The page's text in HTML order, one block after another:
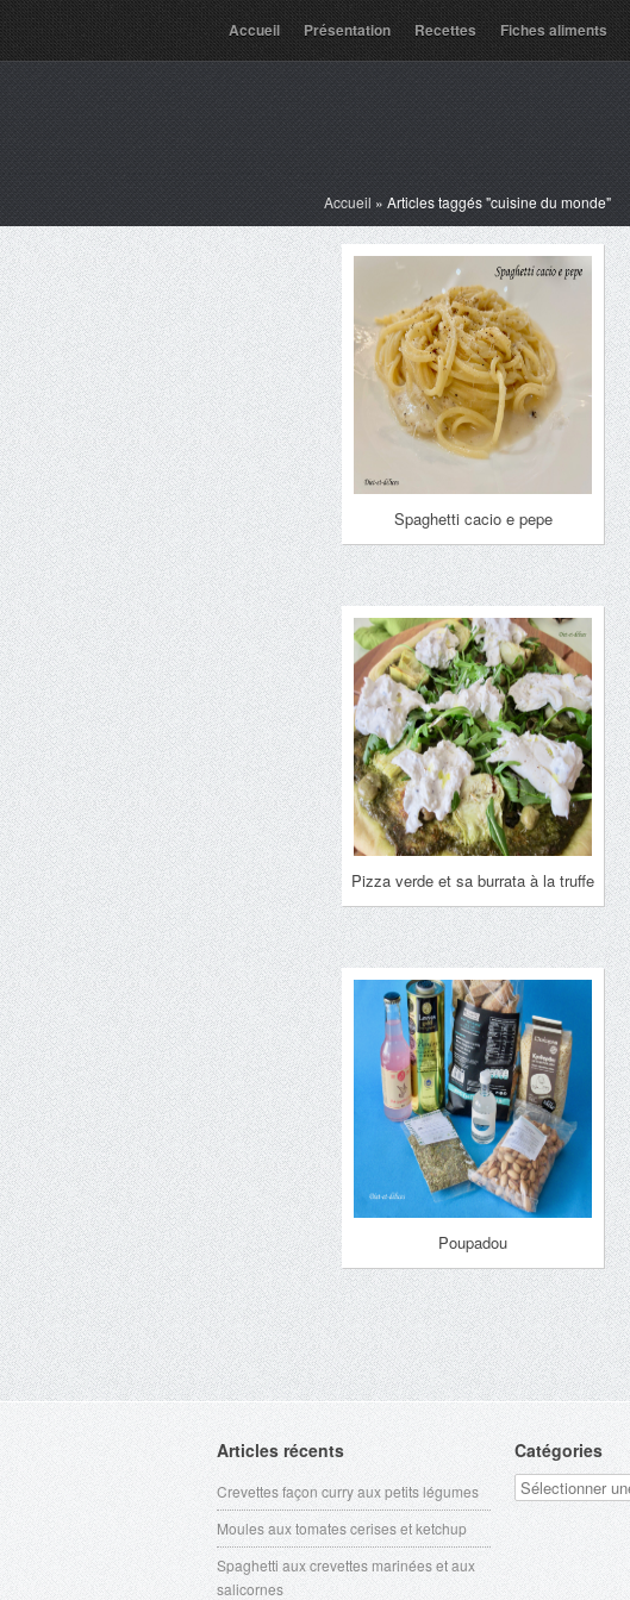
Accueil Présentation Recettes Fiches aliments
Accueil » Articles taggés "cuisine du monde"
Spaghetti cacio e pepe
Pizza verde et sa burrata à la truffe
Poupadou
Articles récents
Crevettes façon curry aux petits légumes
Moules aux tomates cerises et ketchup
Spaghetti aux crevettes marinées et aux
salicornes
Catégories
Catégories